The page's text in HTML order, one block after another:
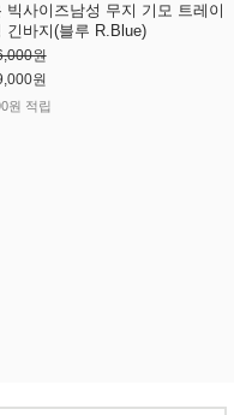
빅사이즈남성 무지 기모 트레이
긴바지(블루 R.Blue)
원
원
원 적립